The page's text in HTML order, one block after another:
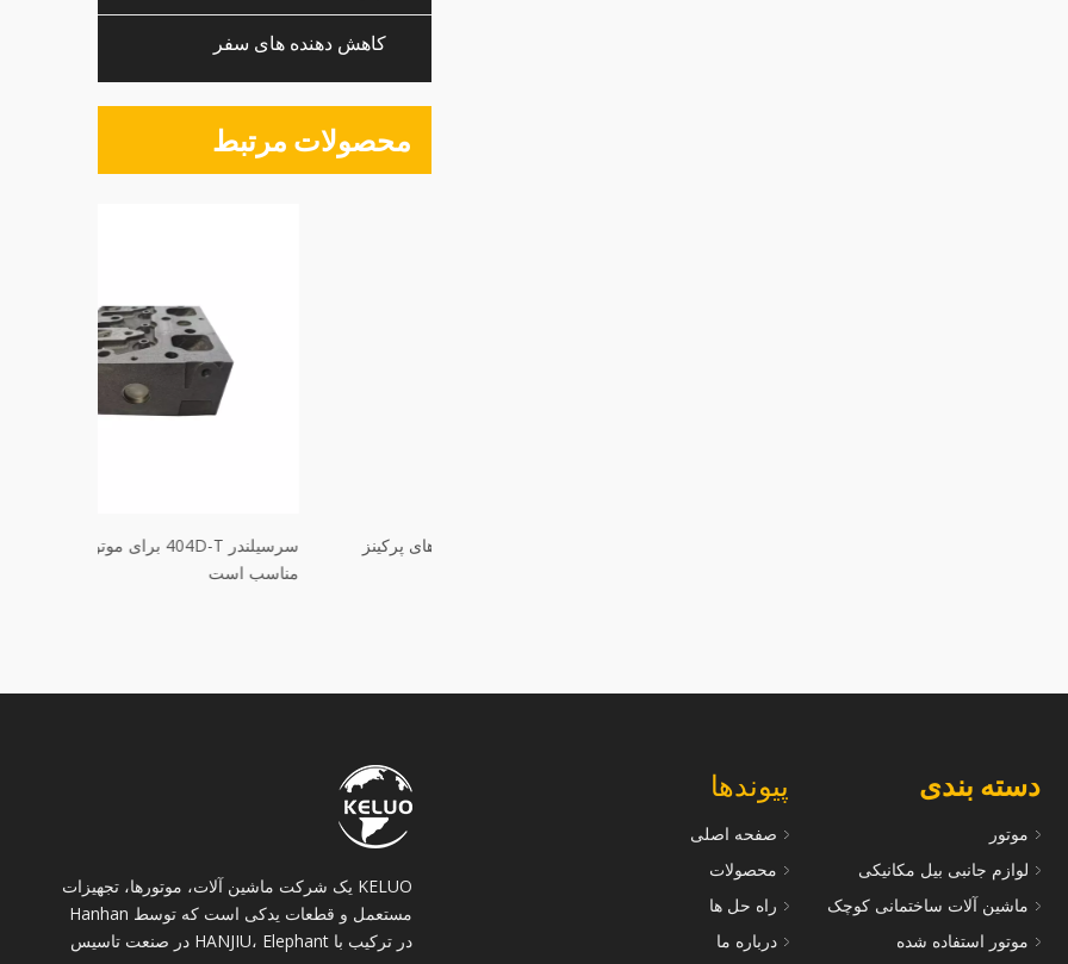
کاهش دهنده های سفر
محصولات مرتبط
سرسیلندر 404D برای موتورهای پرکینز
KELUO یک شرکت ماشین آلات، موتورها، تجهیزات
مستعمل و قطعات یدکی است که توسط Hanhan
در ترکیب با HANJIU، Elephant در صنعت تاسیس
پیوندها
صفحه اصلی
محصولات
راه حل ها
درباره ما
دسته بندی
موتور
لوازم جانبی بیل مکانیکی
ماشین آلات ساختمانی کوچک
موتور استفاده شده